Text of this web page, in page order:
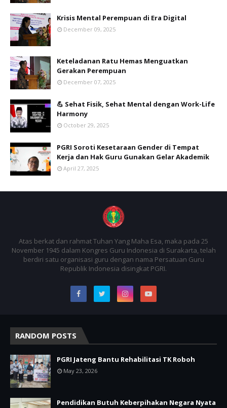
Krisis Mental Perempuan di Era Digital
December 09, 2025
Keteladanan Ratu Hemas Menguatkan
Gerakan Perempuan
December 07, 2025
💪 Sehat Fisik, Sehat Mental dengan Work-Life
Harmony
October 29, 2025
PGRI Soroti Kesetaraan Gender di Tempat
Kerja dan Hak Guru Gunakan Gelar Akademik
April 27, 2025
Atas berkat dan rahmat Tuhan Yang Maha Esa, maka pada 25
November 1945 dalam Kongres Guru Indonesia di Surakarta, telah
berdiri satu organisasi guru dengan nama Persatuan Guru
Republik Indonesia disingkat PGRI.
RANDOM POSTS
PGRI Jateng Bantu Rehabilitasi TK Roboh
May 23, 2026
Pendidikan Butuh Keberpihakan Negara Nyata